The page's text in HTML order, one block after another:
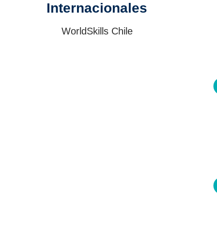
Internacionales
WorldSkills Chile